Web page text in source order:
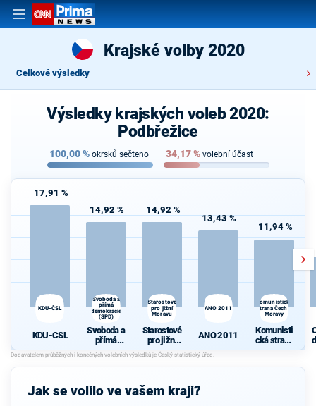
Krajské volby 2020
Celkové výsledky
Výsledky krajských voleb 2020:
Podbřežice
100,00% okrsků sečteno 34,17% volební účast
17,91 %
KDU-ČSL
KDU-ČSL
14,92 %
Svoboda a
přímá
demokracie
(SPD)
Svoboda a
přímá
demokraci
e (SPD)
14,92 %
Starostové
pro jižní
Moravu
Starostové
pro jižní
Moravu
13,43 %
ANO 2011
ANO 2011
11,94 %
Komunistická
strana Čech a
Moravy
Komunisti
cká strana
Čech a
Jak se volilo ve vašem kraji?